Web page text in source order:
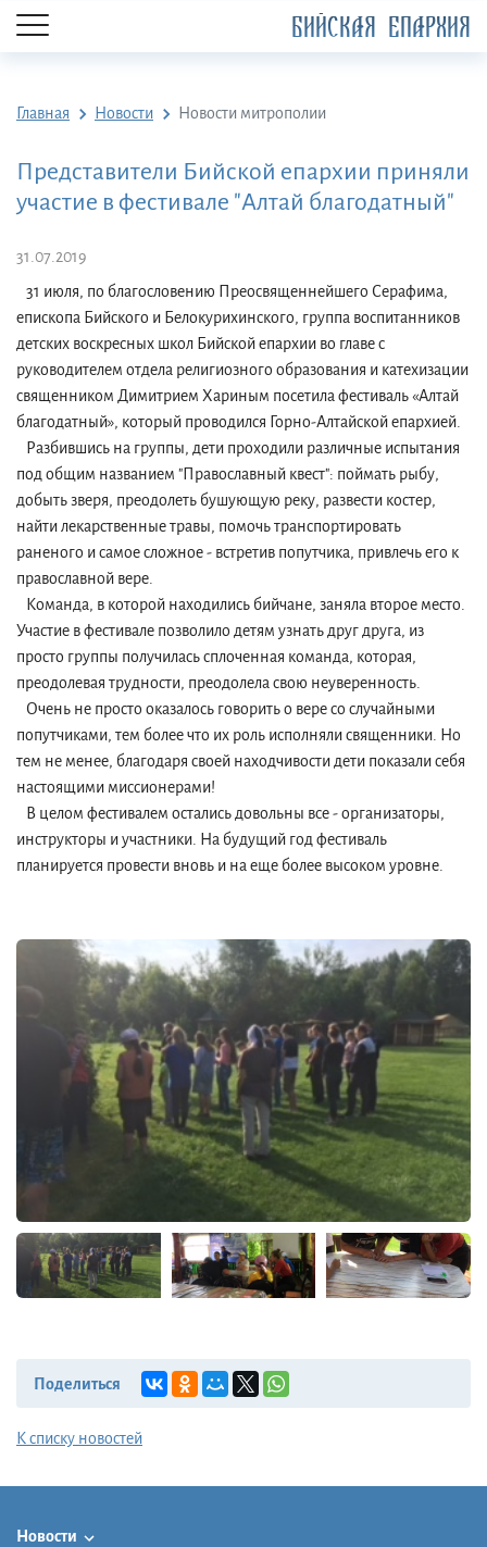
БИЙСКАЯ ЕПАРХИЯ
Главная Новости Новости митрополии
Представители Бийской епархии приняли
участие в фестивале "Алтай благодатный"
31.07.2019
31 июля, по благословению Преосвященнейшего Серафима,
епископа Бийского и Белокурихинского, группа воспитанников
детских воскресных школ Бийской епархии во главе с
руководителем отдела религиозного образования и катехизации
священником Димитрием Хариным посетила фестиваль «Алтай
благодатный», который проводился Горно-Алтайской епархией.
Разбившись на группы, дети проходили различные испытания
под общим названием "Православный квест": поймать рыбу,
добыть зверя, преодолеть бушующую реку, развести костер,
найти лекарственные травы, помочь транспортировать
раненого и самое сложное - встретив попутчика, привлечь его к
православной вере.
Команда, в которой находились бийчане, заняла второе место.
Участие в фестивале позволило детям узнать друг друга, из
просто группы получилась сплоченная команда, которая,
преодолевая трудности, преодолела свою неуверенность.
Очень не просто оказалось говорить о вере со случайными
попутчиками, тем более что их роль исполняли священники. Но
тем не менее, благодаря своей находчивости дети показали себя
настоящими миссионерами!
В целом фестивалем остались довольны все - организаторы,
инструкторы и участники. На будущий год фестиваль
планируется провести вновь и на еще более высоком уровне.
Поделиться
К списку новостей
Новости